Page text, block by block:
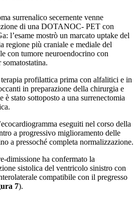
surrenalico secernente venne
di una DOTANOC- PET con
l’esame mostrò un marcato uptake del
regione più craniale e mediale del
con tumore neuroendocrino con
profilattica prima con alfalitici e in
in preparazione della chirurgia e
è stato sottoposto a una surrenectomia
eseguiti nel corso della
a progressivo miglioramento delle
a pressoché completa normalizzazione.
dimissione ha confermato la
sistolica del ventricolo sinistro con
compatibile con il pregresso
7).